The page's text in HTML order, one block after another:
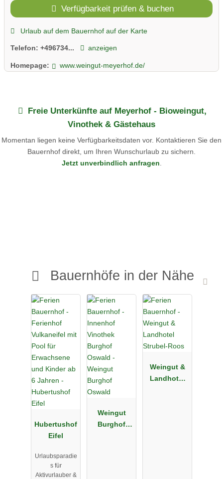
Glas Wein ein. Freuen Sie sich morgens auf ein reichhaltiges
regionales Frühstücksbuffet mit vielen Bioprodukten, das vom
Rührei bis zum frisch zubereiteten Obstsalat keine Wünsche
mit Kellerführung und anschließendem Flammkuchenabend.
Gerne können Sie auf unserer Wiese auch mit dem Wohnmobil
Wir freuen uns auf Sie!
Verfügbarkeit prüfen & buchen
Urlaub auf dem Bauernhof auf der Karte
Telefon: +496734... anzeigen
Homepage: www.weingut-meyerhof.de/
Freie Unterkünfte auf Meyerhof - Bioweingut,
Vinothek & Gästehaus
Momentan liegen keine Verfügbarkeitsdaten vor. Kontaktieren Sie den
Bauernhof direkt, um Ihren Wunschurlaub zu sichern.
Jetzt unverbindlich anfragen
Bauernhöfe in der Nähe
Hubertushof
Eifel
Urlaubsparadie
s für
Aktivurlauber &
Weingut
Burghof
Weingut &
Landhotel